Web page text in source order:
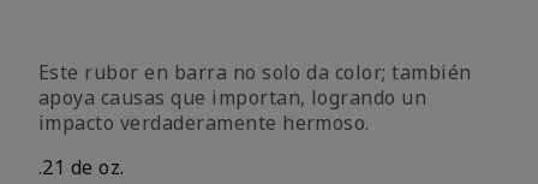
Este rubor en barra no solo da color; también
apoya causas que importan, logrando un
impacto verdaderamente hermoso.
.21 de oz.